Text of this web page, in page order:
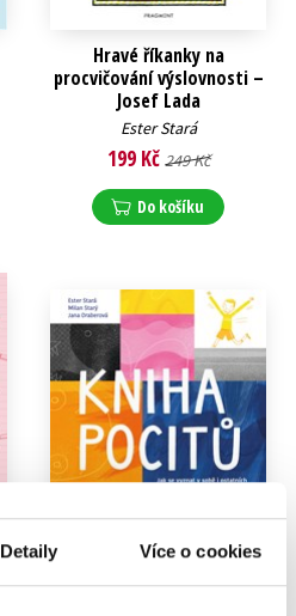
Detaily Více o cookies
Hravé říkanky na
procvičování výslovnosti –
Josef Lada
Ester Stará
199 Kč 249 Kč
Do košíku